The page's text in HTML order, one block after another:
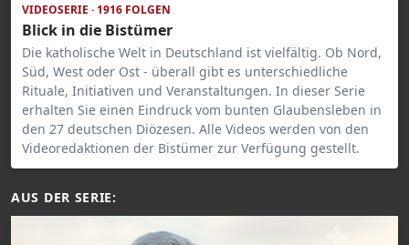
VIDEOSERIE · 1916 FOLGEN
Blick in die Bistümer
Die katholische Welt in Deutschland ist vielfältig. Ob Nord,
Süd, West oder Ost - überall gibt es unterschiedliche
Rituale, Initiativen und Veranstaltungen. In dieser Serie
erhalten Sie einen Eindruck vom bunten Glaubensleben in
den 27 deutschen Diözesen. Alle Videos werden von den
Videoredaktionen der Bistümer zur Verfügung gestellt.
AUS DER SERIE: